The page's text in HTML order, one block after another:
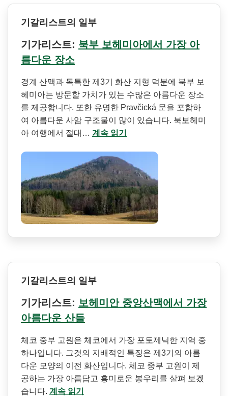
기갈리스트의 일부
기가리스트: 북부 보헤미아에서 가장 아
름다운 장소
경계 산맥과 독특한 제3기 화산 지형 덕분에 북부 보
헤미아는 방문할 가치가 있는 수많은 아름다운 장소
를 제공합니다. 또한 유명한 Pravčická 문을 포함하
여 아름다운 사암 구조물이 많이 있습니다. 북보헤미
아 여행에서 절대… 계속 읽기
기갈리스트의 일부
기가리스트: 보헤미안 중앙산맥에서 가장
아름다운 산들
체코 중부 고원은 체코에서 가장 포토제닉한 지역 중
하나입니다. 그것의 지배적인 특징은 제3기의 아름
다운 모양의 이전 화산입니다. 체코 중부 고원이 제
공하는 가장 아름답고 흥미로운 봉우리를 살펴 보겠
습니다. 계속 읽기